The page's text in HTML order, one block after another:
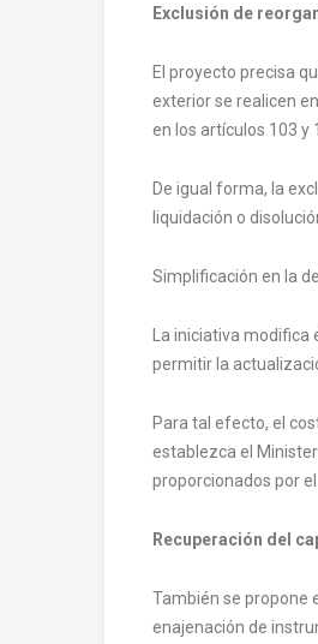
Exclusión de
El proyecto precisa
exterior se realicen
en los artículos 103 y
De igual forma, la
liquidación o
Simplificación en la
La iniciativa modifica
permitir la
Para tal efecto, el
establezca el
proporcionados por el
Recuperación del
También se propone
enajenación de